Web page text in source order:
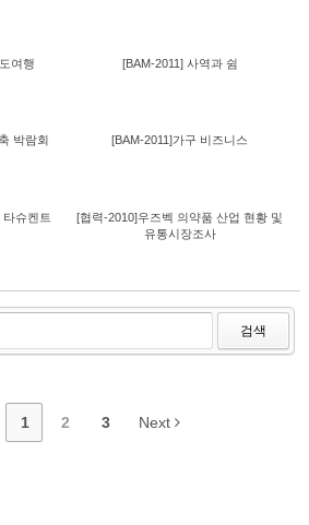
여행 [BAM-2011] 사역과 쉼
박람회 [BAM-2011]가구 비즈니스
슈켄트
[협력-2010]우즈벡 의약품 산업 현황 및
유통시장조사
검색
1 2 3 Next